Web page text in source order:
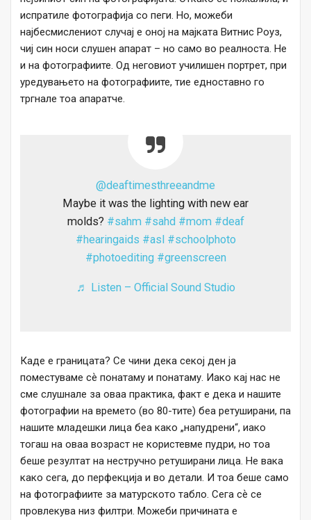
испратиле фотографија со пеги. Но, можеби
најбесмислениот случај е оној на мајката Витнис Роуз,
чиј син носи слушен апарат – но само во реалноста. Не
и на фотографиите. Од неговиот училишен портрет, при
уредувањето на фотографиите, тие едноставно го
тргнале тоа апаратче.
@deaftimesthreeandme
Maybe it was the lighting with new ear
molds? #sahm #sahd #mom #deaf
#hearingaids #asl #schoolphoto
#photoediting #greenscreen
♬ Listen – Official Sound Studio
Каде е границата? Се чини дека секој ден ја
поместуваме сѐ понатаму и понатаму. Иако кај нас не
сме слушнале за оваа практика, факт е дека и нашите
фотографии на времето (во 80-тите) беа ретуширани, па
нашите младешки лица беа како „напудрени“, иако
тогаш на оваа возраст не користевме пудри, но тоа
беше резултат на нестручно ретуширани лица. Не вака
како сега, до перфекција и во детали. И тоа беше само
на фотографиите за матурското табло. Сега сѐ се
провлекува низ филтри. Можеби причината е